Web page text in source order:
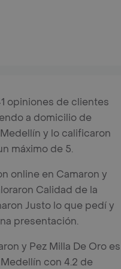
opiniones de clientes
a domicilio de
y lo calificaron
máximo de 5.
online en Camaron y
Calidad de la
Justo lo que pedí y
presentación.
y Pez Milla De Oro es
con 4.2 de